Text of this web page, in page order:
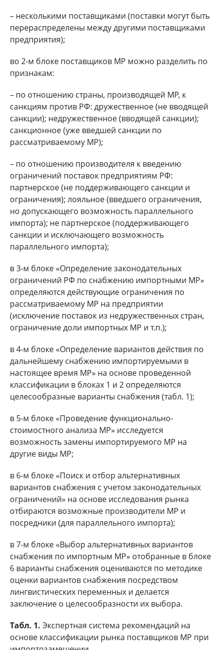
– несколькими поставщиками (поставки могут быть
перераспределены между другими поставщиками
предприятия);
во 2-м блоке поставщиков МР можно разделить по
признакам:
– по отношению страны, производящей МР, к
санкциям против РФ: дружественное (не вводящей
санкции); недружественное (вводящей санкции);
санкционное (уже введшей санкции по
рассматриваемому МР);
– по отношению производителя к введению
ограничений поставок предприятиям РФ:
партнерское (не поддерживающего санкции и
ограничения); лояльное (введшего ограничения,
но допускающего возможность параллельного
импорта); не партнерское (поддерживающего
санкции и исключающего возможность
параллельного импорта);
в 3-м блоке «Определение законодательных
ограничений РФ по снабжению импортными МР»
определяются действующие ограничения по
рассматриваемому МР на предприятии
(исключение поставок из недружественных стран,
ограничение доли импортных МР и т.п.);
в 4-м блоке «Определение вариантов действия по
дальнейшему снабжению импортируемыми в
настоящее время МР» на основе проведенной
классификации в блоках 1 и 2 определяются
целесообразные варианты снабжения (табл. 1);
в 5-м блоке «Проведение функционально-
стоимостного анализа МР» исследуется
возможность замены импортируемого МР на
другие виды МР;
в 6-м блоке «Поиск и отбор альтернативных
вариантов снабжения с учетом законодательных
ограничений» на основе исследования рынка
отбираются возможные производители МР и
посредники (для параллельного импорта);
в 7-м блоке «Выбор альтернативных вариантов
снабжения по импортным МР» отобранные в блоке
6 варианты снабжения оцениваются по методике
оценки вариантов снабжения посредством
лингвистических переменных и делается
заключение о целесообразности их выбора.
Табл. 1. Экспертная система рекомендаций на
основе классификации рынка поставщиков МР при